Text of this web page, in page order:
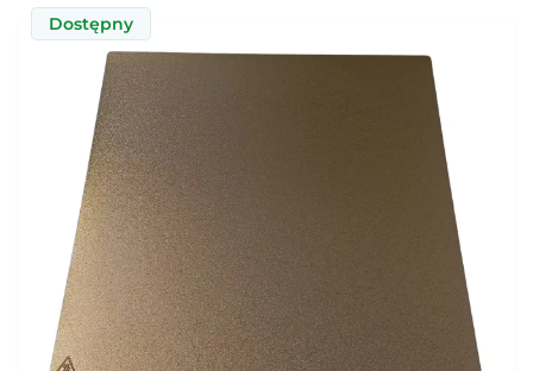
Dostępny